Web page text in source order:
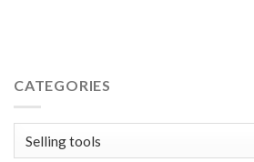
CATEGORIES
Categories